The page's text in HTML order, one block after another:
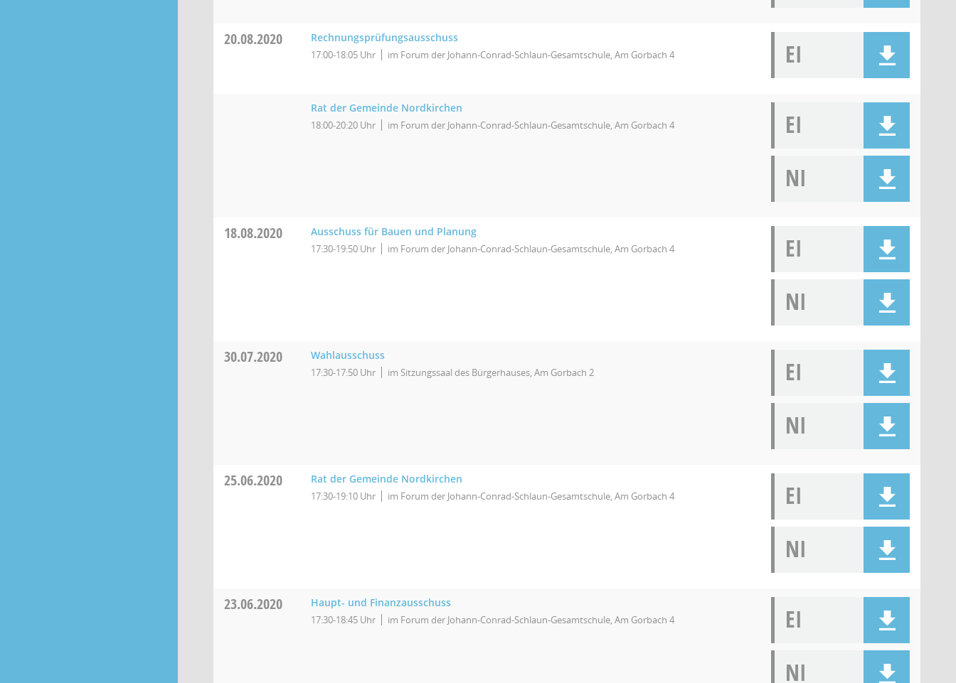
20.08.2020 Rechnungsprüfungsausschuss
17:00-18:05 Uhr im Forum der Johann-Conrad-Schlaun-Gesamtschule, Am Gorbach 4 EI
Rat der Gemeinde Nordkirchen
18:00-20:20 Uhr im Forum der Johann-Conrad-Schlaun-Gesamtschule, Am Gorbach 4
EI
NI
18.08.2020 Ausschuss für Bauen und Planung
17:30-19:50 Uhr im Forum der Johann-Conrad-Schlaun-Gesamtschule, Am Gorbach 4
EI
NI
30.07.2020 Wahlausschuss
17:30-17:50 Uhr im Sitzungssaal des Bürgerhauses, Am Gorbach 2
EI
NI
25.06.2020 Rat der Gemeinde Nordkirchen
17:30-19:10 Uhr im Forum der Johann-Conrad-Schlaun-Gesamtschule, Am Gorbach 4
EI
NI
23.06.2020 Haupt- und Finanzausschuss
17:30-18:45 Uhr im Forum der Johann-Conrad-Schlaun-Gesamtschule, Am Gorbach 4
EI
NI